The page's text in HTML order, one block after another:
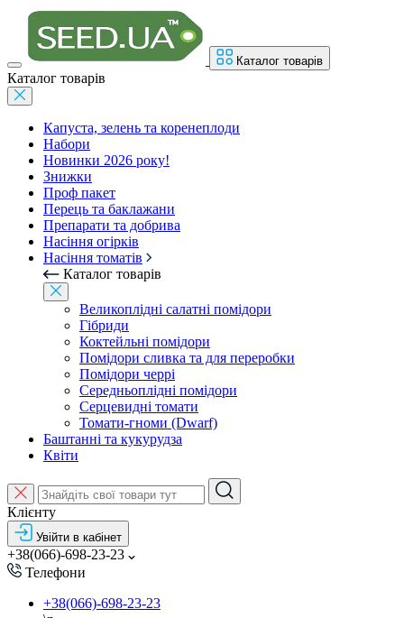
Каталог товарів
Каталог товарів
Капуста, зелень та коренеплоди
Набори
Новинки 2026 року!
Знижки
Проф пакет
Перець та баклажани
Препарати та добрива
Насіння огірків
Насіння томатів
Каталог товарів
Великоплідні салатні помідори
Гібриди
Коктейльні помідори
Помідори сливка та для переробки
Помідори черрі
Середньоплідні помідори
Серцевидні томати
Томати-гноми (Dwarf)
Баштанні та кукурудза
Квіти
Клієнту
Увійти в кабінет
+38(066)-698-23-23
Телефони
+38(066)-698-23-23